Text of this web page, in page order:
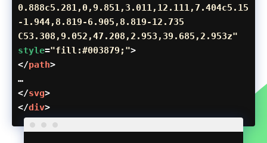
0.888c5.281,0,9.851,3.011,12.111,7.404c5.15
-1.944,8.819-6.905,8.819-12.735
C53.308,9.052,47.208,2.953,39.685,2.953z"
style="fill:#003879;">
</path>
…
</svg>
</div>